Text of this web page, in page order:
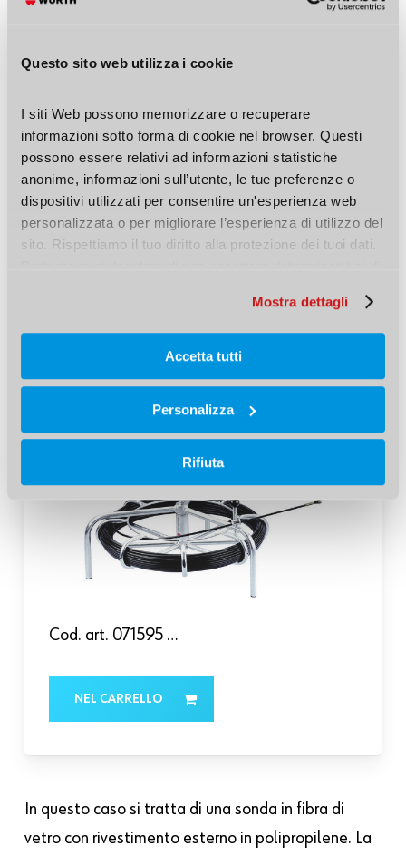
Questo sito web utilizza i cookie
I siti Web possono memorizzare o recuperare
informazioni sotto forma di cookie nel browser. Questi
possono essere relativi ad informazioni statistiche
anonime, informazioni sull’utente, le tue preferenze o
dispositivi utilizzati per consentire un'esperienza web
personalizzata o per migliorare l’esperienza di utilizzo del
sito. Rispettiamo il tuo diritto alla protezione dei tuoi dati.
Mostra dettagli
Accetta tutti
Personalizza
Rifiuta
Se hai bisogno di
infilare fasci di cavi o cavi
singoli con diametri di grandi dimensioni,
allora ti consigliamo di scegliere unacalza tirafili
attacco filettato M5 e un filo continuo in acciaio
zincato bianco.
Cod. art. 071595 …
NEL CARRELLO
In questo caso si tratta di una sonda in fibra di
vetro con rivestimento esterno in polipropilene. La